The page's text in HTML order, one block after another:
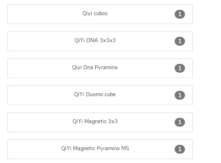
1
Qiyi cubos
1
QiYi DNA 3x3x3
1
Qiyi Dna Pyraminx
1
QiYi Duomo cube
1
QiYi Magnetic 3x3
1
QiYi Magnetic Pyraminx MS